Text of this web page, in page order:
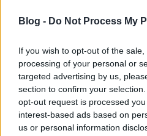
Blog - Do Not Process My
If you wish to opt-out of the
processing of your personal or
targeted advertising by us,
section to confirm your
opt-out request is processed
interest-based ads based on
us or personal information